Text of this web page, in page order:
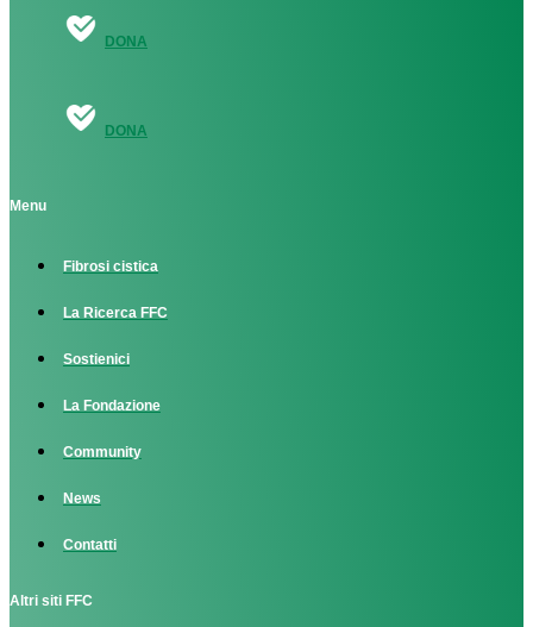
DONA
DONA
Menu
Fibrosi cistica
La Ricerca FFC
Sostienici
La Fondazione
Community
News
Contatti
Altri siti FFC